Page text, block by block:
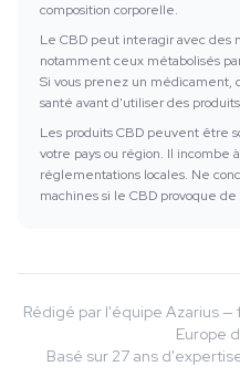
composition corporelle.
Le CBD peut interagir avec des
notamment ceux métabolisés
Si vous prenez un médicament,
santé avant d'utiliser des produits
Les produits CBD peuvent être
votre pays ou région. Il
réglementations locales. Ne
machines si le CBD provoque
Rédigé par l'équipe Azarius
Europe
Basé sur 27 ans